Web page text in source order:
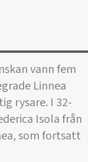
vann fem
Linnea
rysare. I 32-
Isola från
som fortsatt